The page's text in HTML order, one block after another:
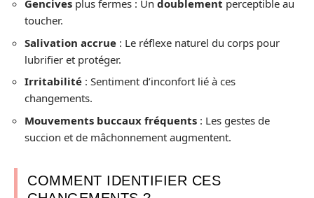
Gencives plus fermes : Un doublement perceptible au
toucher.
Salivation accrue : Le réflexe naturel du corps pour
lubrifier et protéger.
Irritabilité : Sentiment d’inconfort lié à ces
changements.
Mouvements buccaux fréquents : Les gestes de
succion et de mâchonnement augmentent.
COMMENT IDENTIFIER CES